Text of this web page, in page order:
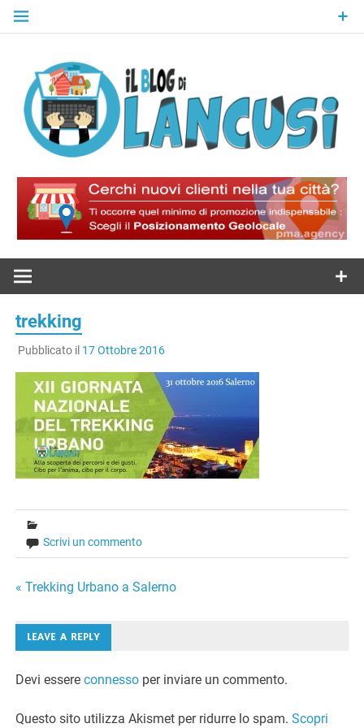
Skip
Il Blog Di
Lancusi
trekking
Pubblicato il 17 Ottobre 2016
Scrivi un commento
Navigazione
articoli
« Trekking Urbano a Salerno
LEAVE A REPLY
Devi essereconnesso per inviare un commento.
Questo sito utilizza Akismet per ridurre lo spam.Scopri